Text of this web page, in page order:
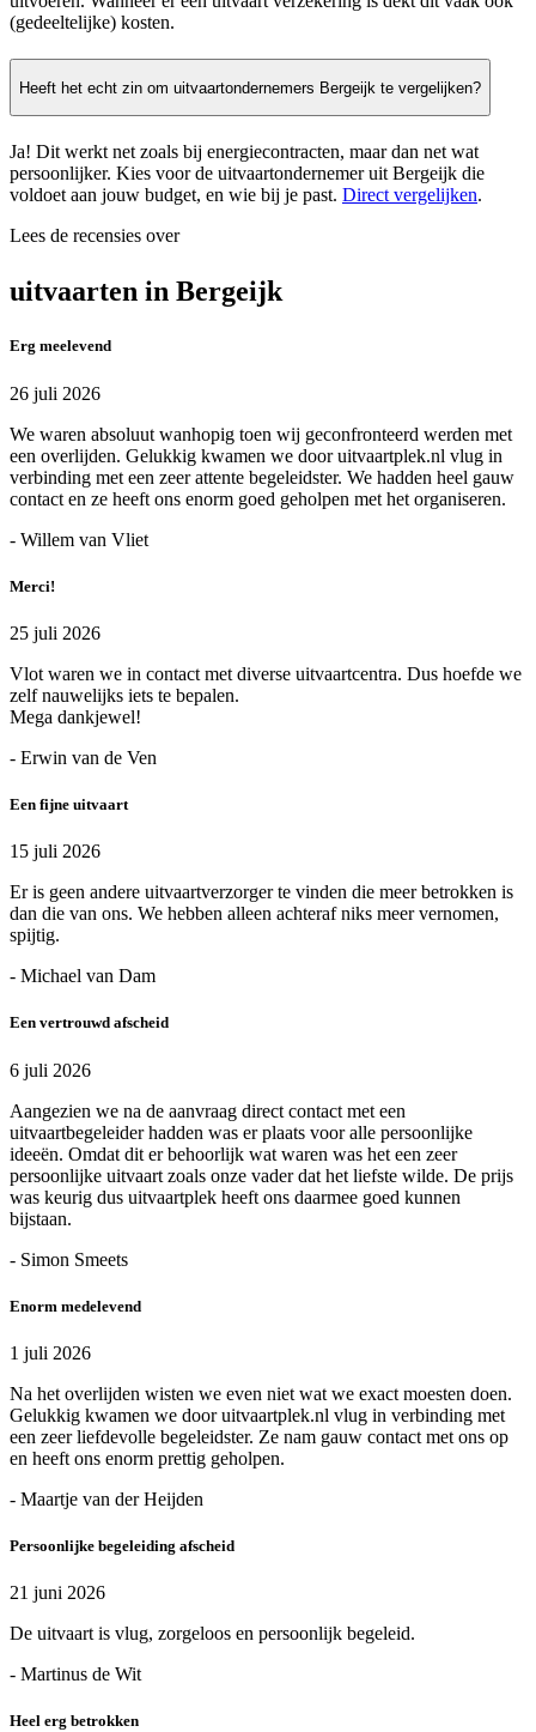
(gedeeltelijke) kosten.
Heeft het echt zin om uitvaartondernemers Bergeijk te vergelijken?
Ja! Dit werkt net zoals bij energiecontracten, maar dan net wat
persoonlijker. Kies voor de uitvaartondernemer uit Bergeijk die
voldoet aan jouw budget, en wie bij je past. Direct vergelijken.
Lees de recensies over
uitvaarten in Bergeijk
Erg meelevend
26 juli 2026
We waren absoluut wanhopig toen wij geconfronteerd werden met
een overlijden. Gelukkig kwamen we door uitvaartplek.nl vlug in
verbinding met een zeer attente begeleidster. We hadden heel gauw
contact en ze heeft ons enorm goed geholpen met het organiseren.
- Willem van Vliet
Merci!
25 juli 2026
Vlot waren we in contact met diverse uitvaartcentra. Dus hoefde we
zelf nauwelijks iets te bepalen.
Mega dankjewel!
- Erwin van de Ven
Een fijne uitvaart
15 juli 2026
Er is geen andere uitvaartverzorger te vinden die meer betrokken is
dan die van ons. We hebben alleen achteraf niks meer vernomen,
spijtig.
- Michael van Dam
Een vertrouwd afscheid
6 juli 2026
Aangezien we na de aanvraag direct contact met een
uitvaartbegeleider hadden was er plaats voor alle persoonlijke
ideeën. Omdat dit er behoorlijk wat waren was het een zeer
persoonlijke uitvaart zoals onze vader dat het liefste wilde. De prijs
was keurig dus uitvaartplek heeft ons daarmee goed kunnen
bijstaan.
- Simon Smeets
Enorm medelevend
1 juli 2026
Na het overlijden wisten we even niet wat we exact moesten doen.
Gelukkig kwamen we door uitvaartplek.nl vlug in verbinding met
een zeer liefdevolle begeleidster. Ze nam gauw contact met ons op
en heeft ons enorm prettig geholpen.
- Maartje van der Heijden
Persoonlijke begeleiding afscheid
21 juni 2026
De uitvaart is vlug, zorgeloos en persoonlijk begeleid.
- Martinus de Wit
Heel erg betrokken